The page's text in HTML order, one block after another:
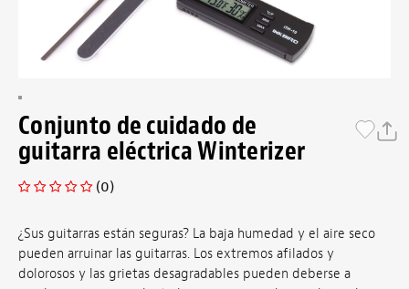
Conjunto de cuidado de
guitarra eléctrica Winterizer
(0)
¿Sus guitarras están seguras? La baja humedad y el aire seco
pueden arruinar las guitarras. Los extremos afilados y
dolorosos y las grietas desagradables pueden deberse a